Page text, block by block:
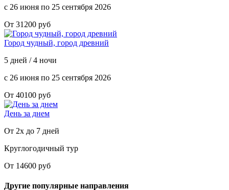
с 26 июня по 25 сентября 2026
От 31200 руб
Город чудный, город древний
5 дней / 4 ночи
с 26 июня по 25 сентября 2026
От 40100 руб
День за днем
От 2х до 7 дней
Круглогодичный тур
От 14600 руб
Другие популярные направления